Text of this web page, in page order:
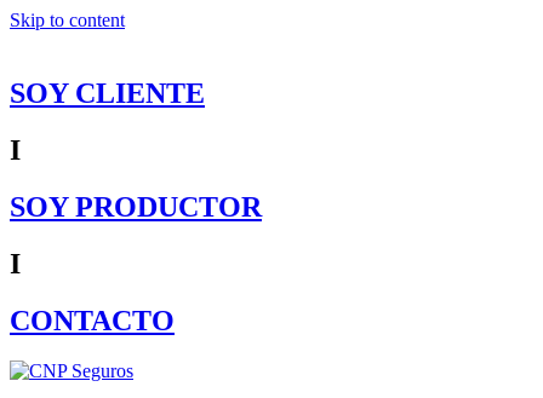
Skip to content
SOY CLIENTE
I
SOY PRODUCTOR
I
CONTACTO